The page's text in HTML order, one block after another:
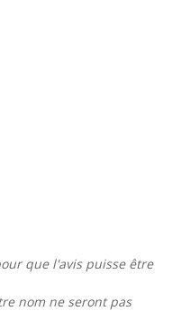
que l'avis puisse être
nom ne seront pas